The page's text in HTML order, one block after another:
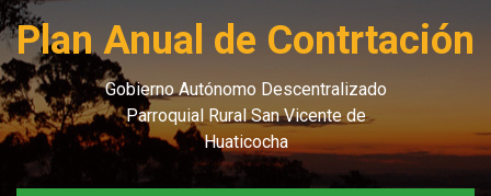
Plan Anual de Contrtación
Gobierno Autónomo Descentralizado
Parroquial Rural San Vicente de
Huaticocha